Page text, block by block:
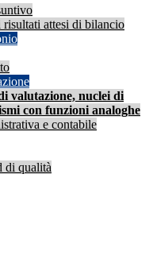
attesi di bilancio
valutazione, nuclei di
con funzioni analoghe
e contabile
di qualità